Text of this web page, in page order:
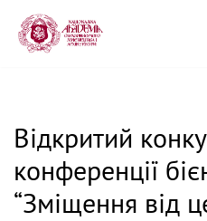
Перейти
Відкритий
конференції
“Зміщення від